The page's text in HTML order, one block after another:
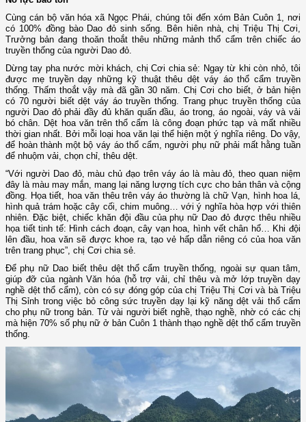
Cùng cán bộ văn hóa xã Ngọc Phái, chúng tôi đến xóm Bản Cuôn 1, nơi
có 100% đồng bào Dao đỏ sinh sống. Bên hiên nhà, chị Triệu Thị Cơi,
Trưởng bản đang thoăn thoắt thêu những mảnh thổ cẩm trên chiếc áo
truyền thống của người Dao đỏ.
Dừng tay pha nước mời khách, chị Cơi chia sẻ: Ngay từ khi còn nhỏ, tôi
được mẹ truyền dạy những kỹ thuật thêu dệt váy áo thổ cẩm truyền
thống. Thấm thoắt vậy mà đã gần 30 năm. Chị Cơi cho biết, ở bản hiện
có 70 người biết dệt váy áo truyền thống. Trang phục truyền thống của
người Dao đỏ phải đầy đủ khăn quấn đầu, áo trong, áo ngoài, váy và vải
bó chân. Dệt hoa văn trên thổ cẩm là công đoạn phức tạp và mất nhiều
thời gian nhất. Bởi mỗi loại hoa văn lại thể hiện một ý nghĩa riêng. Do vậy,
để hoàn thành một bộ váy áo thổ cẩm, người phụ nữ phải mất hằng tuần
để nhuộm vải, chọn chỉ, thêu dệt.
“Với người Dao đỏ, màu chủ đạo trên váy áo là màu đỏ, theo quan niệm
đây là màu may mắn, mang lại năng lượng tích cực cho bản thân và cộng
đồng. Họa tiết, hoa văn thêu trên váy áo thường là chữ Vạn, hình hoa lá,
hình quả trám hoặc cây cối, chim muông… với ý nghĩa hòa hợp với thiên
nhiên. Đặc biệt, chiếc khăn đội đầu của phụ nữ Dao đỏ được thêu nhiều
họa tiết tinh tế: Hình cách đoạn, cây vạn hoa, hình vết chân hổ… Khi đội
lên đầu, hoa văn sẽ được khoe ra, tạo vẻ hấp dẫn riêng có của hoa văn
trên trang phục”, chị Cơi chia sẻ.
Để phụ nữ Dao biết thêu dệt thổ cẩm truyền thống, ngoài sự quan tâm,
giúp đỡ của ngành Văn hóa (hỗ trợ vải, chỉ thêu và mở lớp truyền dạy
nghề dệt thổ cẩm), còn có sự đóng góp của chị Triệu Thị Cơi và bà Triệu
Thị Sỉnh trong việc bỏ công sức truyền dạy lại kỹ năng dệt vải thổ cẩm
cho phụ nữ trong bản. Từ vài người biết nghề, thạo nghề, nhờ có các chị
mà hiện 70% số phụ nữ ở bản Cuôn 1 thành thạo nghề dệt thổ cẩm truyền
thống.